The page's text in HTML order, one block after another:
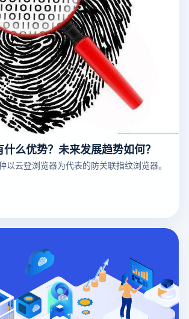
么优势？未来发展趋势如何？
以云登浏览器为代表的防关联指纹浏览器。